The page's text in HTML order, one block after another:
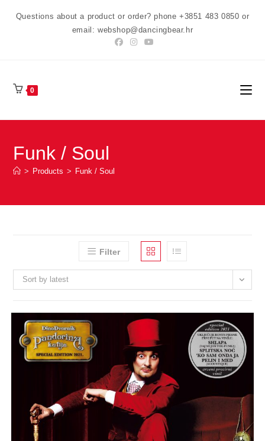
Questions about a product or order? phone +3851 483 0850 or
email: webshop@dancingbear.hr
0
Funk / Soul
> Products > Funk / Soul
Filter
Sort by latest